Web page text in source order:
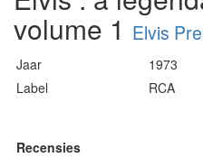
volume 1 Elvis
Jaar
1973
Label
RCA
Recensies